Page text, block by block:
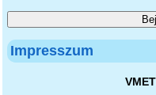
Impresszum